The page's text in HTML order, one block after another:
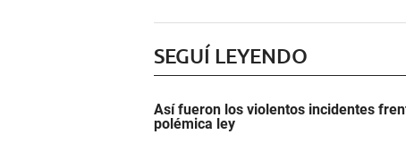
SEGUÍ LEYENDO
Así fueron los violentos incidentes
polémica ley